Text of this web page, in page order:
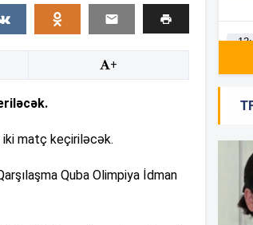
+
iki matç keçiriləcək.
Quba Olimpiya İdman